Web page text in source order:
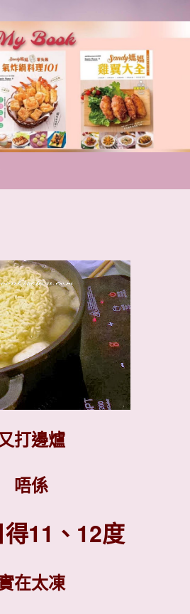
打邊爐
唔係
11、12度
在太凍